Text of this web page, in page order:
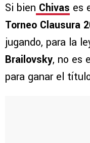
Si bien Chivas es
Torneo Clausura
jugando, para la
Brailovsky, no es
para ganar el